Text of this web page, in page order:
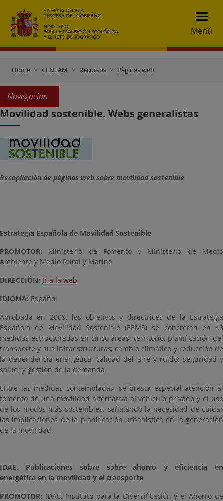
Menú
Home CENEAM Recursos Pàgines web
Navegación
Movilidad sostenible. Webs generalistas
Recopilación de páginas web sobre movilidad sostenible
Estrategia Española de Movilidad Sostenible
PROMOTOR: Ministerio de Fomento y Ministerio de Medio
Ambiente y Medio Rural y Marino
DIRECCIÓN: Ir a la web
IDIOMA: Español
Aprobada en 2009, los objetivos y directrices de la Estrategia
Española de Movilidad Sostenible (EEMS) se concretan en 48
medidas estructuradas en cinco áreas: territorio, planificación del
transporte y sus infraestructuras; cambio climático y reducción de
la dependencia energética; calidad del aire y ruido; seguridad y
salud; y gestión de la demanda.
Entre las medidas contempladas, se presta especial atención al
fomento de una movilidad alternativa al vehículo privado y el uso
de los modos más sostenibles, señalando la necesidad de cuidar
las implicaciones de la planificación urbanística en la generación
de la movilidad.
IDAE. Publicaciones sobre sobre ahorro y eficiencia en
energética en la movilidad y el transporte
PROMOTOR: IDAE, Instituto para la Diversificación y el Ahorro de